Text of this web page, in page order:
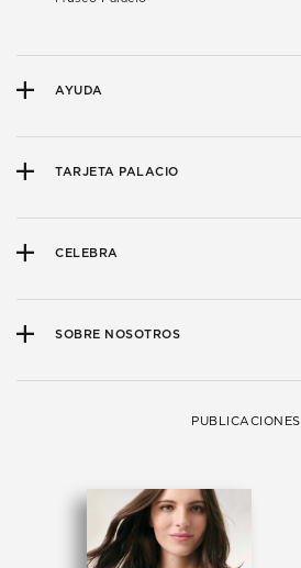
AYUDA
TARJETA PALACIO
CELEBRA
SOBRE NOSOTROS
PUBLICACIONES